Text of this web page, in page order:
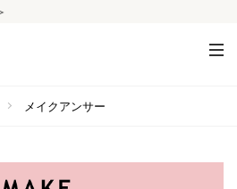
メイクアンサー